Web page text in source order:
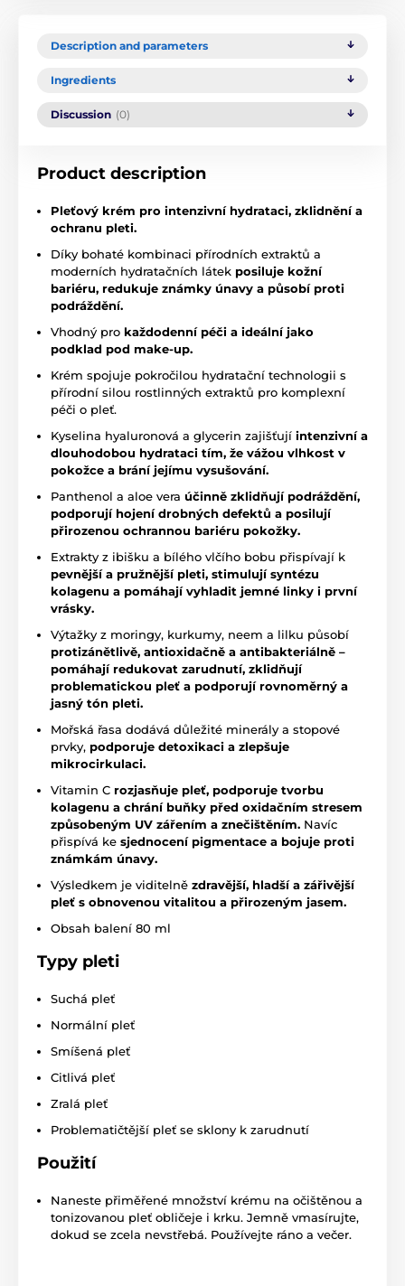
Description and parameters
Ingredients
Discussion (0)
Product description
Pleťový krém pro intenzivní hydrataci, zklidnění a
ochranu pleti.
Díky bohaté kombinaci přírodních extraktů a
moderních hydratačních látek posiluje kožní
bariéru, redukuje známky únavy a působí proti
podráždění.
Vhodný pro každodenní péči a ideální jako
podklad pod make-up.
Krém spojuje pokročilou hydratační technologii s
přírodní silou rostlinných extraktů pro komplexní
péči o pleť.
Kyselina hyaluronová a glycerin zajišťují intenzivní a
dlouhodobou hydrataci tím, že vážou vlhkost v
pokožce a brání jejímu vysušování.
Panthenol a aloe vera účinně zklidňují podráždění,
podporují hojení drobných defektů a posilují
přirozenou ochrannou bariéru pokožky.
Extrakty z ibišku a bílého vlčího bobu přispívají k
pevnější a pružnější pleti, stimulují syntézu
kolagenu a pomáhají vyhladit jemné linky i první
vrásky.
Výtažky z moringy, kurkumy, neem a lilku působí
protizánětlivě, antioxidačně a antibakteriálně –
pomáhají redukovat zarudnutí, zklidňují
problematickou pleť a podporují rovnoměrný a
jasný tón pleti.
Mořská řasa dodává důležité minerály a stopové
prvky, podporuje detoxikaci a zlepšuje
mikrocirkulaci.
Vitamin C rozjasňuje pleť, podporuje tvorbu
kolagenu a chrání buňky před oxidačním stresem
způsobeným UV zářením a znečištěním. Navíc
přispívá ke sjednocení pigmentace a bojuje proti
známkám únavy.
Výsledkem je viditelně zdravější, hladší a zářivější
pleť s obnovenou vitalitou a přirozeným jasem.
Obsah balení 80 ml
Typy pleti
Suchá pleť
Normální pleť
Smíšená pleť
Citlivá pleť
Zralá pleť
Problematičtější pleť se sklony k zarudnutí
Použití
Naneste přiměřené množství krému na očištěnou a
tonizovanou pleť obličeje i krku. Jemně vmasírujte,
dokud se zcela nevstřebá. Používejte ráno a večer.